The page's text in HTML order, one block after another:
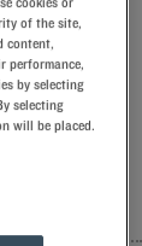
con una
con
pie, podrá
dos
of the site,
content,
performance,
by selecting
selecting
will be placed.